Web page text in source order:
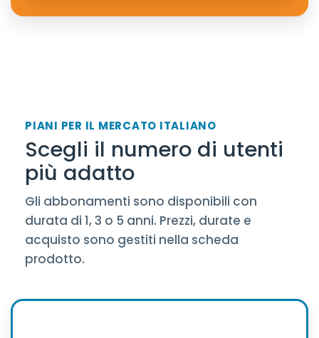
PIANI PER IL MERCATO ITALIANO
Scegli il numero di utenti
più adatto
Gli abbonamenti sono disponibili con
durata di 1, 3 o 5 anni. Prezzi, durate e
acquisto sono gestiti nella scheda
prodotto.